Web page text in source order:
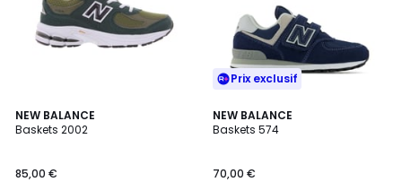
NEW BALANCE
Baskets 2002
85,00 €
2
Couleurs
Prix exclusif
NEW BALANCE
Baskets 574
70,00 €
4,5
/ 5
3
Couleurs